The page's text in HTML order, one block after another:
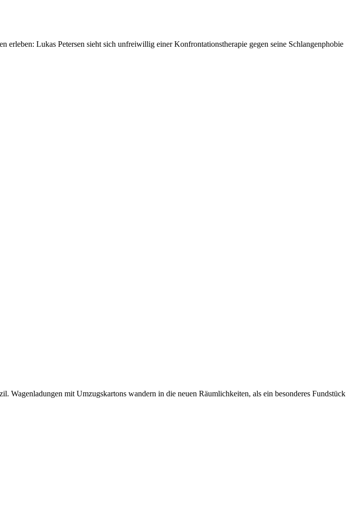
Lukas Petersen sieht sich unfreiwillig einer Konfrontationstherapie gegen seine Schlangenphobie
Wagenladungen mit Umzugskartons wandern in die neuen Räumlichkeiten, als ein besonderes Fundstück